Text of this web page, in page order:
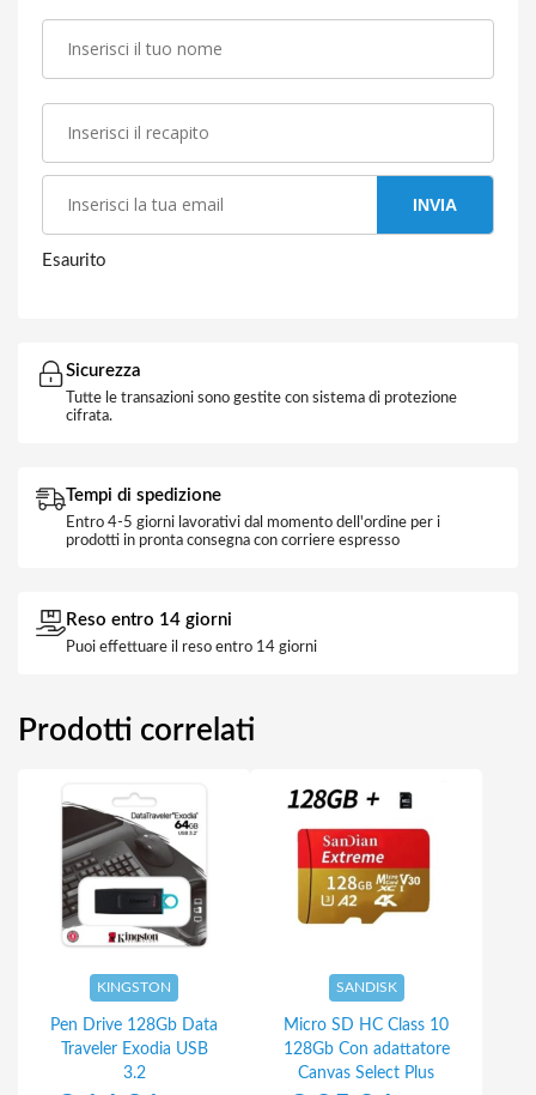
INVIA
Esaurito
Sicurezza
Tutte le transazioni sono gestite con sistema di protezione
cifrata.
Tempi di spedizione
Entro 4-5 giorni lavorativi dal momento dell'ordine per i
prodotti in pronta consegna con corriere espresso
Reso entro 14 giorni
Puoi effettuare il reso entro 14 giorni
Prodotti correlati
KINGSTON
Pen Drive 128Gb Data
Traveler Exodia USB
3.2
SANDISK
Micro SD HC Class 10
128Gb Con adattatore
Canvas Select Plus